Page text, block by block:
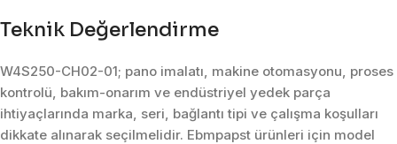
Teknik Değerlendirme
W4S250-CH02-01; pano imalatı, makine otomasyonu, proses
kontrolü, bakım-onarım ve endüstriyel yedek parça
ihtiyaçlarında marka, seri, bağlantı tipi ve çalışma koşulları
dikkate alınarak seçilmelidir. Ebmpapst ürünleri için model